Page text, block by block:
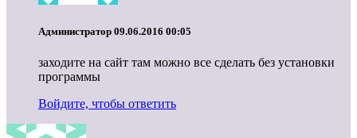
Администратор 09.06.2016 00:05
заходите на сайт там можно все сделать без установки
программы
Войдите, чтобы ответить